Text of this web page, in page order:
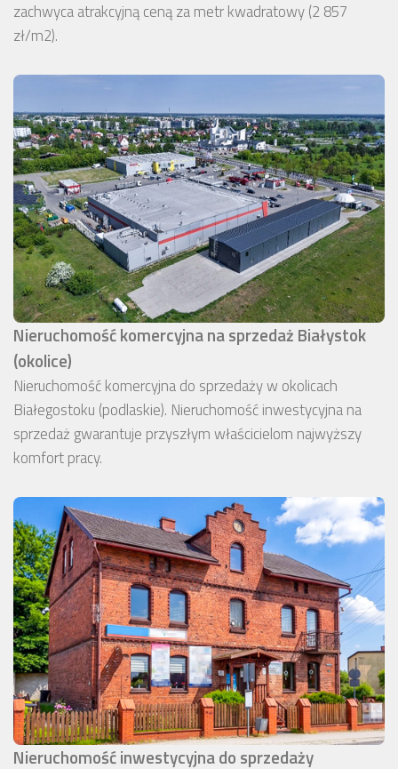
zachwyca atrakcyjną ceną za metr kwadratowy (2 857
zł/m2).
Nieruchomość komercyjna na sprzedaż Białystok
(okolice)
Nieruchomość komercyjna do sprzedaży w okolicach
Białegostoku (podlaskie). Nieruchomość inwestycyjna na
sprzedaż gwarantuje przyszłym właścicielom najwyższy
komfort pracy.
Nieruchomość inwestycyjna do sprzedaży